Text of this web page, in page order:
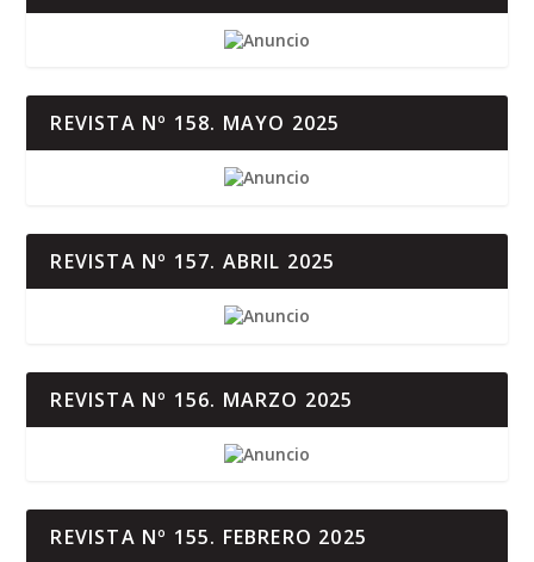
REVISTA Nº 158. MAYO 2025
REVISTA Nº 157. ABRIL 2025
REVISTA Nº 156. MARZO 2025
REVISTA Nº 155. FEBRERO 2025